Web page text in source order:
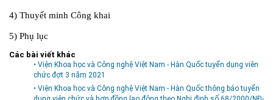
4) Thuyết minh Công khai
5) Phụ lục
Các bài viết khác
• Viện Khoa học và Công nghệ Việt Nam - Hàn Quốc tuyển dụng viên
chức đợt 3 năm 2021
• Viện Khoa học và Công nghệ Việt Nam - Hàn Quốc thông báo tuyển